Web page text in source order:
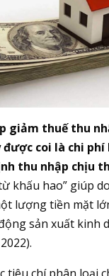
giảm thuế thu
được coi là chi
thu nhập chịu
khấu hao” giúp
lượng tiền mặt
sản xuất kinh